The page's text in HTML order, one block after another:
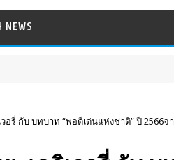
NEWS
อรี่ กับ บทบาท “พ่อดีเด่นแห่งชาติ” ปี 2566จ